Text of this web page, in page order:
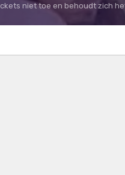
niet toe en behoudt zich